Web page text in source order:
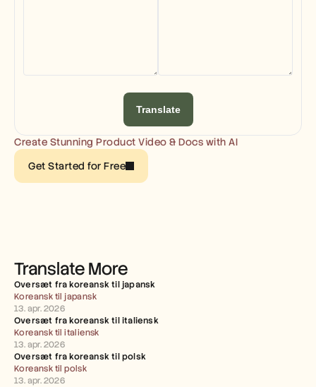
Create Stunning Product Video & Docs with AI
Get Started for Free
Translate
Translate More
Oversæt fra koreansk til japansk
Koreansk til japansk
13. apr. 2026
Oversæt fra koreansk til italiensk
Koreansk til italiensk
13. apr. 2026
Oversæt fra koreansk til polsk
Koreansk til polsk
13. apr. 2026
Pricing
Careers